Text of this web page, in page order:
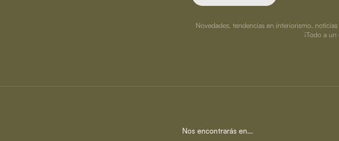
Novedades, tendencias en interiorismo,
¡Todo a un
Nos encontrarás en...